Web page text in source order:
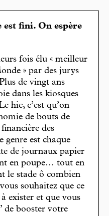
fini. On espère
fois élu « meilleur
» par des jurys
de vingt ans
dans les kiosques
hic, c’est qu’on
de bouts de
des
genre est chaque
de journaux papier
en poupe… tout en
le stade ô combien
souhaitez que ce
exister et que vous
de booster votre